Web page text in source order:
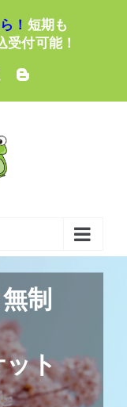
！ 短期も
付可能！
X Blogger
制
ット